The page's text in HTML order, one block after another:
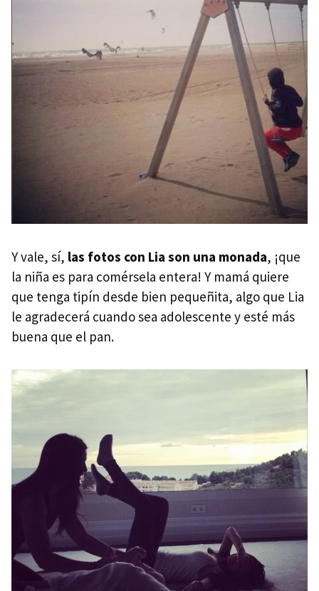
Y vale, sí, las fotos con Lia son una monada, ¡que
la niña es para comérsela entera! Y mamá quiere
que tenga tipín desde bien pequeñita, algo que Lia
le agradecerá cuando sea adolescente y esté más
buena que el pan.